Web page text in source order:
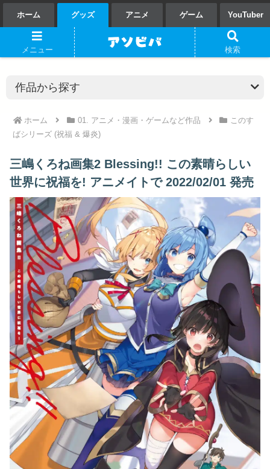
ホーム グッズ アニメ ゲーム YouTuber
ホーム 01. アニメ・漫画・ゲームなど作品
このす
ばシリーズ (祝福 & 爆炎)
三嶋くろね画集2 Blessing!! この素晴らしい
世界に祝福を! アニメイトで 2022/02/01 発売
メニュー 検索